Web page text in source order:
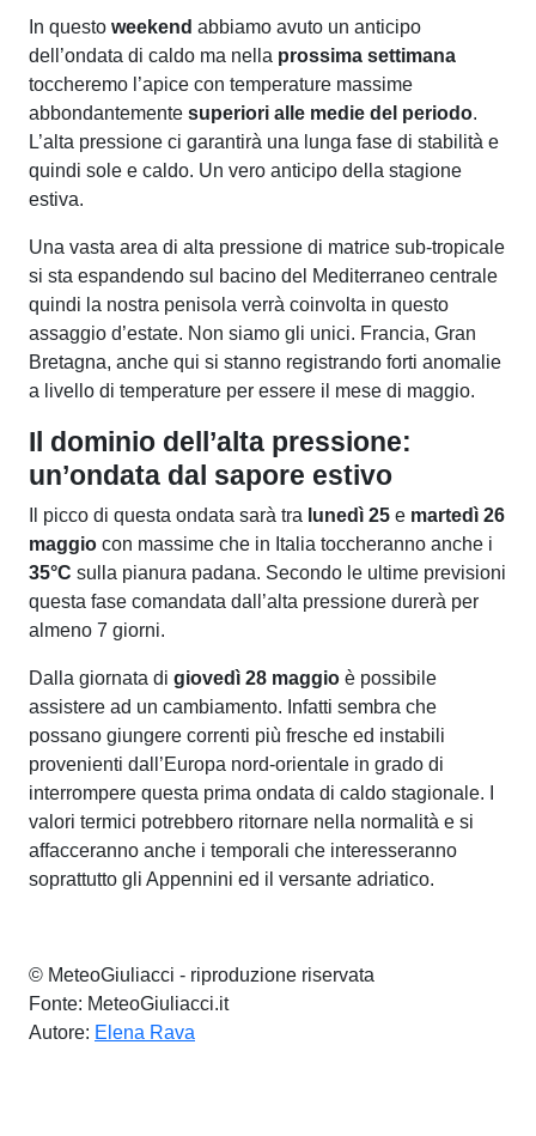
In questo weekend abbiamo avuto un anticipo
dell’ondata di caldo ma nella prossima settimana
toccheremo l’apice con temperature massime
abbondantemente superiori alle medie del periodo.
L’alta pressione ci garantirà una lunga fase di stabilità e
quindi sole e caldo. Un vero anticipo della stagione
estiva.
Una vasta area di alta pressione di matrice sub-tropicale
si sta espandendo sul bacino del Mediterraneo centrale
quindi la nostra penisola verrà coinvolta in questo
assaggio d’estate. Non siamo gli unici. Francia, Gran
Bretagna, anche qui si stanno registrando forti anomalie
a livello di temperature per essere il mese di maggio.
Il dominio dell’alta pressione:
un’ondata dal sapore estivo
Il picco di questa ondata sarà tra lunedì 25 e martedì 26
maggio con massime che in Italia toccheranno anche i
35°C sulla pianura padana. Secondo le ultime previsioni
questa fase comandata dall’alta pressione durerà per
almeno 7 giorni.
Dalla giornata di giovedì 28 maggio è possibile
assistere ad un cambiamento. Infatti sembra che
possano giungere correnti più fresche ed instabili
provenienti dall’Europa nord-orientale in grado di
interrompere questa prima ondata di caldo stagionale. I
valori termici potrebbero ritornare nella normalità e si
affacceranno anche i temporali che interesseranno
soprattutto gli Appennini ed il versante adriatico.
© MeteoGiuliacci - riproduzione riservata
Fonte: MeteoGiuliacci.it
Autore: Elena Rava